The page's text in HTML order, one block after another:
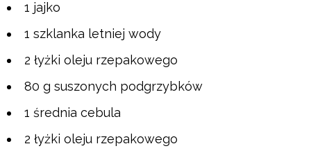
1 jajko
1 szklanka letniej wody
2 łyżki oleju rzepakowego
80 g suszonych podgrzybków
1 średnia cebula
2 łyżki oleju rzepakowego